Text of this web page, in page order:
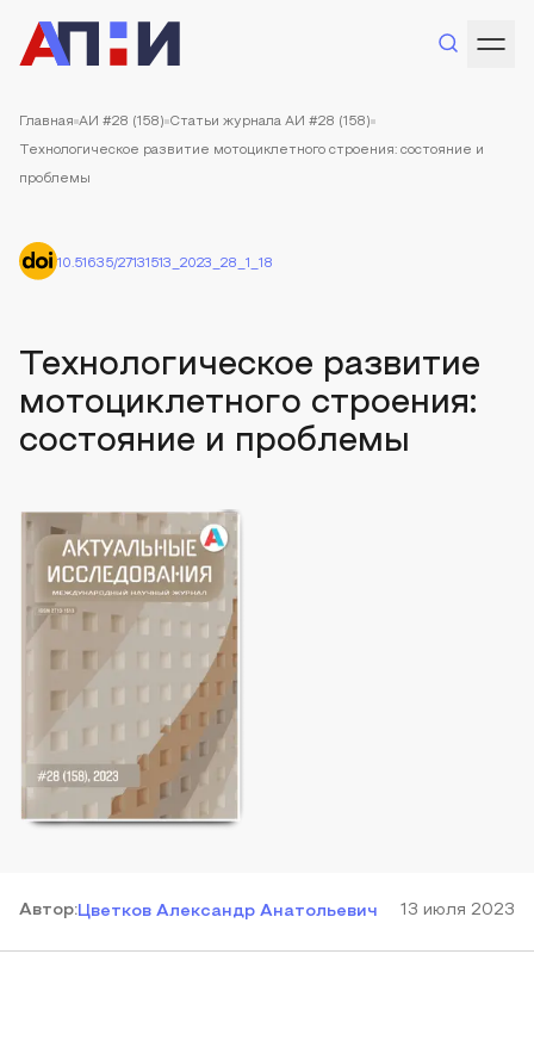
Главная АИ #28 (158) Статьи журнала АИ #28 (158)
Технологическое развитие мотоциклетного строения: состояние и
проблемы
10.51635/27131513_2023_28_1_18
Технологическое развитие
мотоциклетного строения:
состояние и проблемы
Автор:Цветков Александр Анатольевич 13 июля 2023